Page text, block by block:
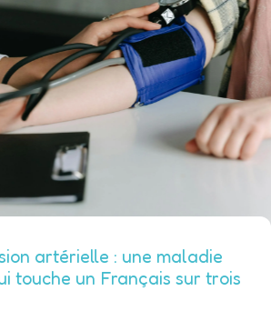
artérielle : une maladie
touche un Français sur trois